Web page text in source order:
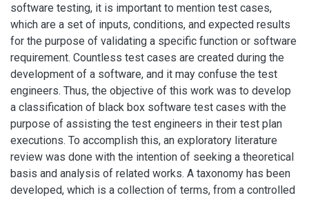
software testing, it is important to mention test cases,
which are a set of inputs, conditions, and expected results
for the purpose of validating a specific function or software
requirement. Countless test cases are created during the
development of a software, and it may confuse the test
engineers. Thus, the objective of this work was to develop
a classification of black box software test cases with the
purpose of assisting the test engineers in their test plan
executions. To accomplish this, an exploratory literature
review was done with the intention of seeking a theoretical
basis and analysis of related works. A taxonomy has been
developed, which is a collection of terms, from a controlled